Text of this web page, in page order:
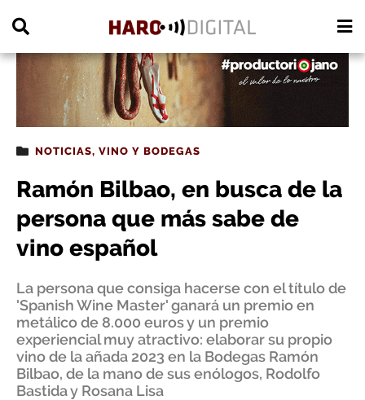
NOTICIAS, VINO Y BODEGAS
Ramón Bilbao, en busca de la
persona que más sabe de
vino español
La persona que consiga hacerse con el título de
'Spanish Wine Master' ganará un premio en
metálico de 8.000 euros y un premio
experiencial muy atractivo: elaborar su propio
vino de la añada 2023 en la Bodegas Ramón
Bilbao, de la mano de sus enólogos, Rodolfo
Bastida y Rosana Lisa